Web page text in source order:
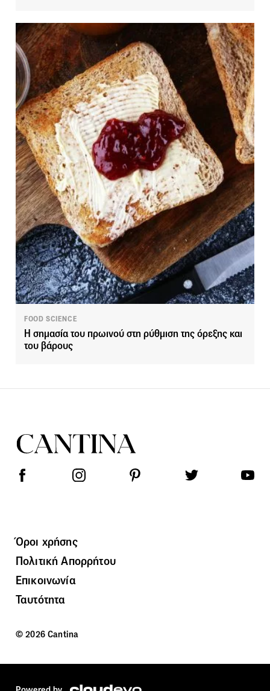
FOOD SCIENCE
Η σημασία του πρωινού στη ρύθμιση της όρεξης και
του βάρους
Όροι χρήσης
Πολιτική Απορρήτου
Επικοινωνία
Ταυτότητα
© 2026 Cantina